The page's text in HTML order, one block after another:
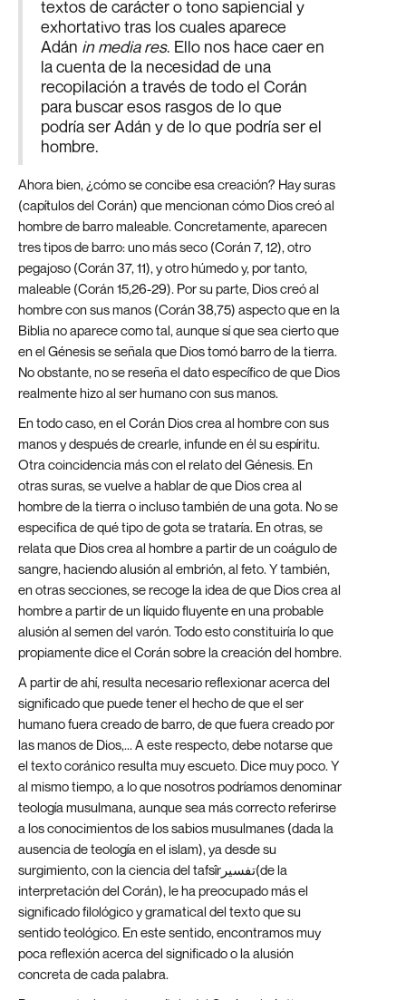
textos de carácter o tono sapiencial y
exhortativo tras los cuales aparece
Adán in media res. Ello nos hace caer en
la cuenta de la necesidad de una
recopilación a través de todo el Corán
para buscar esos rasgos de lo que
podría ser Adán y de lo que podría ser el
hombre.
Ahora bien, ¿cómo se concibe esa creación? Hay suras
(capítulos del Corán) que mencionan cómo Dios creó al
hombre de barro maleable. Concretamente, aparecen
tres tipos de barro: uno más seco (Corán 7, 12), otro
pegajoso (Corán 37, 11), y otro húmedo y, por tanto,
maleable (Corán 15,26-29). Por su parte, Dios creó al
hombre con sus manos (Corán 38,75) aspecto que en la
Biblia no aparece como tal, aunque sí que sea cierto que
en el Génesis se señala que Dios tomó barro de la tierra.
No obstante, no se reseña el dato específico de que Dios
realmente hizo al ser humano con sus manos.
En todo caso, en el Corán Dios crea al hombre con sus
manos y después de crearle, infunde en él su espíritu.
Otra coincidencia más con el relato del Génesis. En
otras suras, se vuelve a hablar de que Dios crea al
hombre de la tierra o incluso también de una gota. No se
especifica de qué tipo de gota se trataría. En otras, se
relata que Dios crea al hombre a partir de un coágulo de
sangre, haciendo alusión al embrión, al feto. Y también,
en otras secciones, se recoge la idea de que Dios crea al
hombre a partir de un líquido fluyente en una probable
alusión al semen del varón. Todo esto constituiría lo que
propiamente dice el Corán sobre la creación del hombre.
A partir de ahí, resulta necesario reflexionar acerca del
significado que puede tener el hecho de que el ser
humano fuera creado de barro, de que fuera creado por
las manos de Dios,... A este respecto, debe notarse que
el texto coránico resulta muy escueto. Dice muy poco. Y
al mismo tiempo, a lo que nosotros podríamos denominar
teología musulmana, aunque sea más correcto referirse
a los conocimientos de los sabios musulmanes (dada la
ausencia de teología en el islam), ya desde su
surgimiento, con la ciencia del tafsîrتفسير(de la
interpretación del Corán), le ha preocupado más el
significado filológico y gramatical del texto que su
sentido teológico. En este sentido, encontramos muy
poca reflexión acerca del significado o la alusión
concreta de cada palabra.